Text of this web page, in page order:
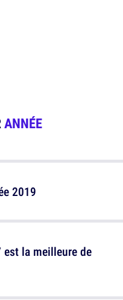
ANNÉE
2019
est la meilleure de